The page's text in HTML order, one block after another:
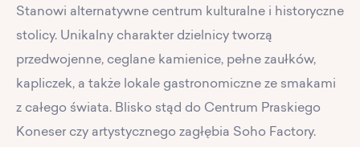
Stanowi alternatywne centrum kulturalne i historyczne
stolicy. Unikalny charakter dzielnicy tworzą
przedwojenne, ceglane kamienice, pełne zaułków,
kapliczek, a także lokale gastronomiczne ze smakami
z całego świata. Blisko stąd do Centrum Praskiego
Koneser czy artystycznego zagłębia Soho Factory.